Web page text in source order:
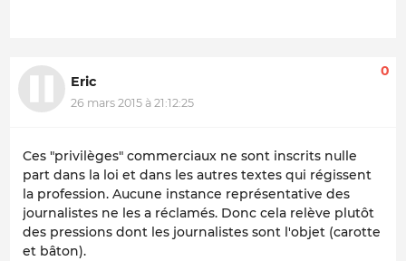
Eric
26 mars 2015 à 21:12:25
0
Ces "privilèges" commerciaux ne sont inscrits nulle
part dans la loi et dans les autres textes qui régissent
la profession. Aucune instance représentative des
journalistes ne les a réclamés. Donc cela relève plutôt
des pressions dont les journalistes sont l'objet (carotte
et bâton).